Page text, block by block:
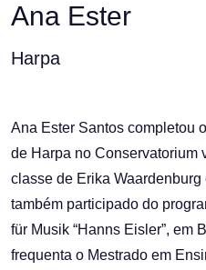
Ana Ester
Harpa
Ana Ester Santos completou
de Harpa no Conservatorium
classe de Erika
também participado do
für Musik “Hanns Eisler”, em
frequenta o Mestrado em